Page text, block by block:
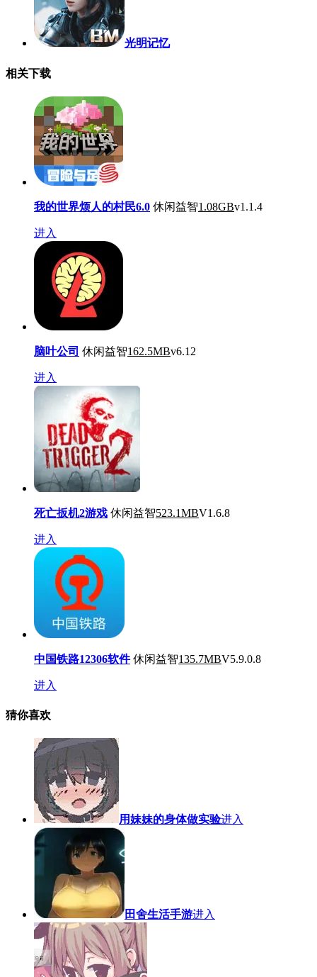
光明记忆
相关下载
我的世界烦人的村民6.0 休闲益智1.08GBv1.1.4
进入
脑叶公司 休闲益智162.5MBv6.12
进入
死亡扳机2游戏 休闲益智523.1MBV1.6.8
进入
中国铁路12306软件 休闲益智135.7MBV5.9.0.8
进入
猜你喜欢
用妹妹的身体做实验进入
田舍生活手游进入